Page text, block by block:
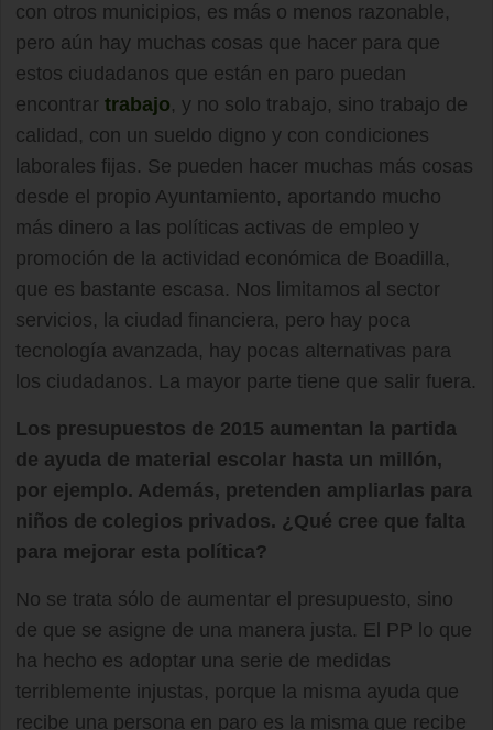
con otros municipios, es más o menos razonable,
pero aún hay muchas cosas que hacer para que
estos ciudadanos que están en paro puedan
encontrar trabajo, y no solo trabajo, sino trabajo de
calidad, con un sueldo digno y con condiciones
laborales fijas. Se pueden hacer muchas más cosas
desde el propio Ayuntamiento, aportando mucho
más dinero a las políticas activas de empleo y
promoción de la actividad económica de Boadilla,
que es bastante escasa. Nos limitamos al sector
servicios, la ciudad financiera, pero hay poca
tecnología avanzada, hay pocas alternativas para
los ciudadanos. La mayor parte tiene que salir fuera.
Los presupuestos de 2015 aumentan la partida
de ayuda de material escolar hasta un millón,
por ejemplo. Además, pretenden ampliarlas para
niños de colegios privados. ¿Qué cree que falta
para mejorar esta política?
No se trata sólo de aumentar el presupuesto, sino
de que se asigne de una manera justa. El PP lo que
ha hecho es adoptar una serie de medidas
terriblemente injustas, porque la misma ayuda que
recibe una persona en paro es la misma que recibe